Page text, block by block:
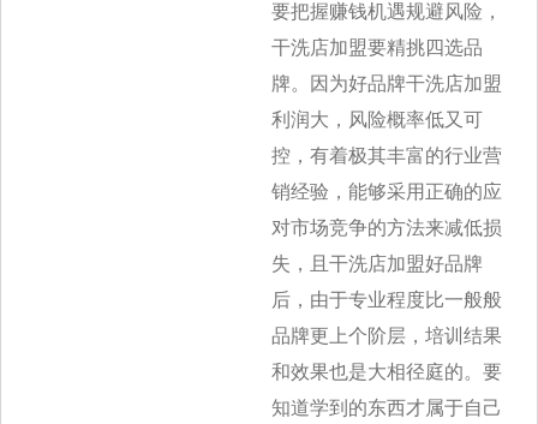
要把握赚钱机遇规避风险，
干洗店加盟要精挑四选品
牌。因为好品牌干洗店加盟
利润大，风险概率低又可
控，有着极其丰富的行业营
销经验，能够采用正确的应
对市场竞争的方法来减低损
失，且干洗店加盟好品牌
后，由于专业程度比一般般
品牌更上个阶层，培训结果
和效果也是大相径庭的。要
知道学到的东西才属于自己